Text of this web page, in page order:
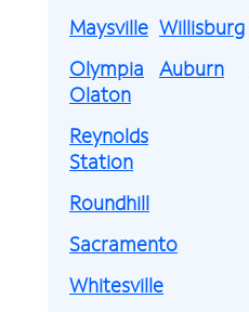
Maysville
Olympia
Willisburg
Auburn
Olaton
Reynolds
Station
Roundhill
Sacramento
Whitesville